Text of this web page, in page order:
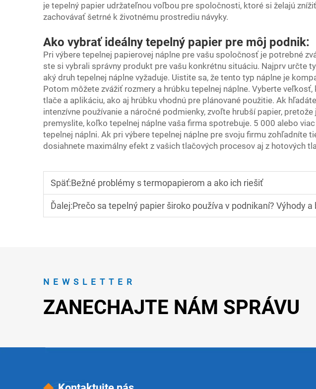
je tepelný papier udržateľnou voľbou pre spoločnosti, ktoré si želajú
zachovávať šetrné k životnému prostrediu návyky.
Ako vybrať ideálny tepelný papier pre môj podnik:
Pri výbere tepelnej papierovej náplne pre vašu spoločnosť je potrebné
ste si vybrali správny produkt pre vašu konkrétnu situáciu. Najprv určte
aký druh tepelnej náplne vyžaduje. Uistite sa, že tento typ náplne je
Potom môžete zvážiť rozmery a hrúbku tepelnej náplne. Vyberte
tlače a aplikáciu, ako aj hrúbku vhodnú pre plánované použitie. Ak
intenzívne používanie a náročné podmienky, zvoľte hrubší papier,
premyslite, koľko tepelnej náplne vaša firma spotrebuje. 5 000 alebo
tepelnej náplni. Ak pri výbere tepelnej náplne pre svoju firmu zohľadníte
dosiahnete maximálny efekt z vašich tlačových procesov aj z hotových
Späť:Bežné problémy s termopapierom a ako ich riešiť
Ďalej:Prečo sa tepelný papier široko používa v podnikaní? Výhody a
NEWSLETTER
ZANECHAJTE NÁM SPRÁVU